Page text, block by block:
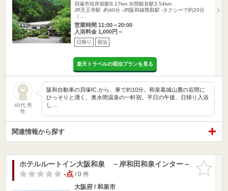
貝塚市役所前駅8.17km 水間観音駅3.54km
JR天王寺駅 -約40分 -JR阪和線熊取駅 -タクシーで約20分
（…
営業時間 11:00～20:00
入浴料金 1,000円～
日帰り 宿泊
楽天トラベルの宿泊プランを見る
40代 男
性
阪和自動車の貝塚IC.から、車で約10分。和泉葛城山麓の谷間に
ひっそりと湧く、奥水間温泉の一軒宿。平日の午後、日帰り入浴
し…
関連情報から探す
お気に入
りに追加
ホテルルートイン大阪和泉 －岸和田和泉インター－
-点/ 0 件
大阪府 / 和泉市